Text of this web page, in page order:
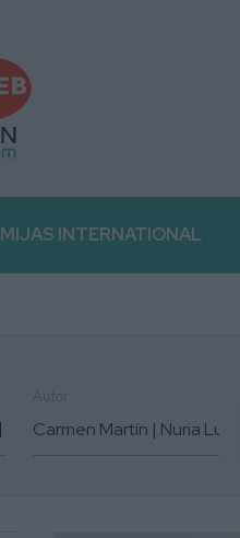
MIJAS INTERNATIONAL